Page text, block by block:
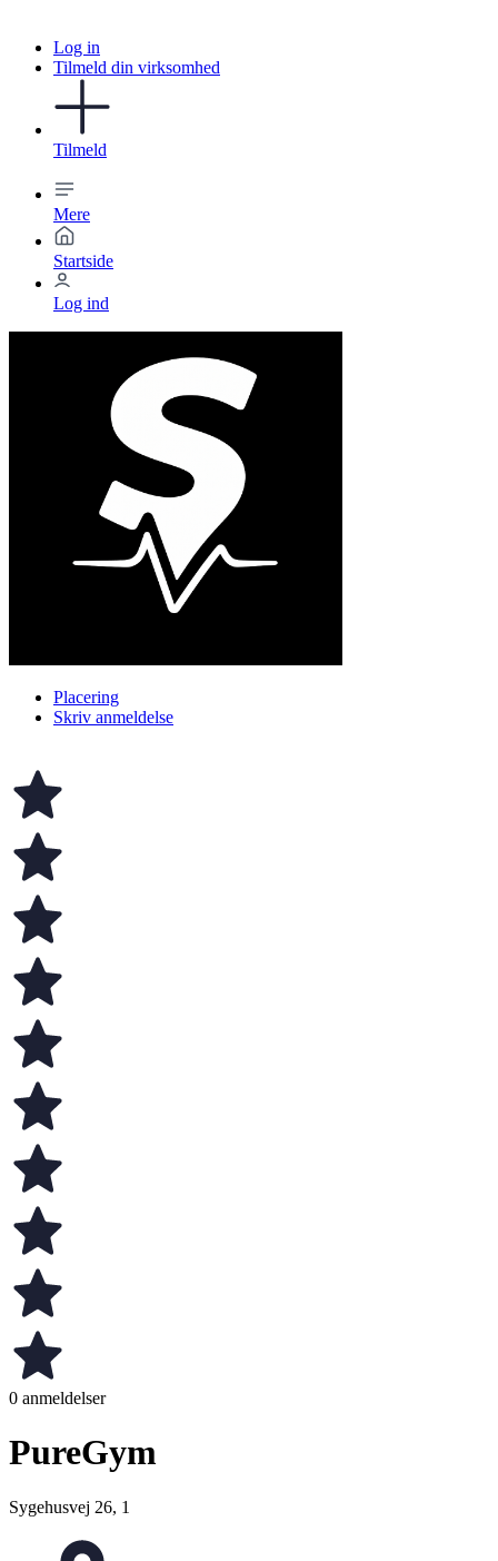
Log in
Tilmeld din virksomhed
Tilmeld
Mere
Startside
Log ind
Placering
Skriv anmeldelse
0 anmeldelser
PureGym
Sygehusvej 26, 1